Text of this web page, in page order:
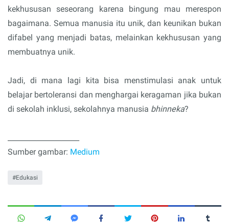
kekhususan seseorang karena bingung mau merespon
bagaimana. Semua manusia itu unik, dan keunikan bukan
difabel yang menjadi batas, melainkan kekhususan yang
membuatnya unik.
Jadi, di mana lagi kita bisa menstimulasi anak untuk
belajar bertoleransi dan menghargai keragaman jika bukan
di sekolah inklusi, sekolahnya manusia bhinneka?
Sumber gambar: Medium
Edukasi